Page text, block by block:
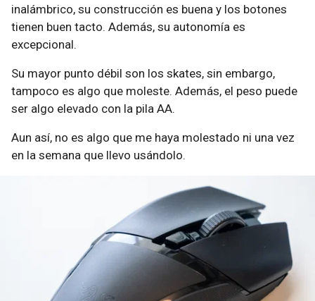
inalámbrico, su construcción es buena y los botones
tienen buen tacto. Además, su autonomía es
excepcional.
Su mayor punto débil son los skates, sin embargo,
tampoco es algo que moleste. Además, el peso puede
ser algo elevado con la pila AA.
Aun así, no es algo que me haya molestado ni una vez
en la semana que llevo usándolo.